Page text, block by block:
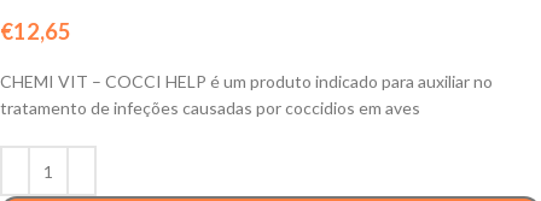
€12,65
CHEMI VIT – COCCI HELP é um produto indicado para auxiliar no
tratamento de infeções causadas por coccidios em aves